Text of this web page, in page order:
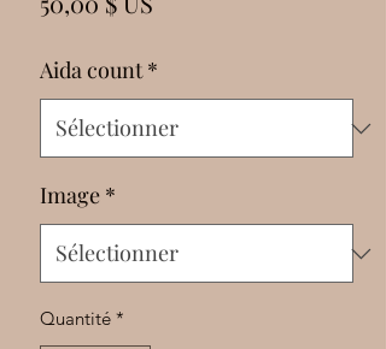
Aida count *
Image *
Quantité *